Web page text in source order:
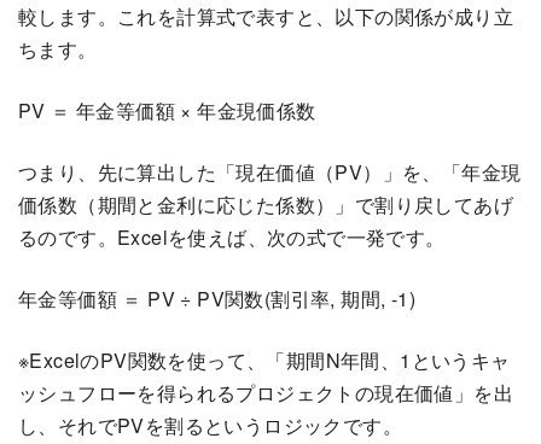
較します。これを計算式で表すと、以下の関係が成り立
ちます。
PV ＝ 年金等価額 × 年金現価係数
つまり、先に算出した「現在価値（PV）」を、「年金現
価係数（期間と金利に応じた係数）」で割り戻してあげ
るのです。Excelを使えば、次の式で一発です。
年金等価額 ＝ PV ÷ PV関数(割引率, 期間, -1)
※ExcelのPV関数を使って、「期間N年間、1というキャ
ッシュフローを得られるプロジェクトの現在価値」を出
し、それでPVを割るというロジックです。